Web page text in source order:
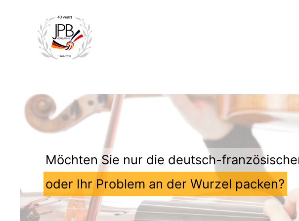
Möchten Sie nur die deutsch-
oder Ihr Problem an der Wurzel packen?